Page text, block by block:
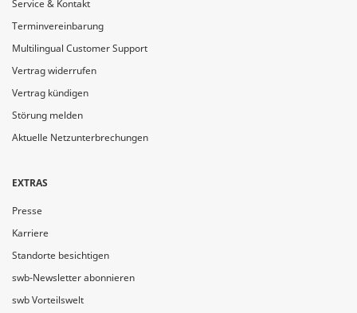
Service & Kontakt
Terminvereinbarung
Multilingual Customer Support
Vertrag widerrufen
Vertrag kündigen
Störung melden
Aktuelle Netzunterbrechungen
EXTRAS
Presse
Karriere
Standorte besichtigen
swb-Newsletter abonnieren
swb Vorteilswelt